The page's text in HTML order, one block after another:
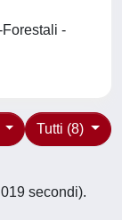
-
Tutti (8)
secondi).